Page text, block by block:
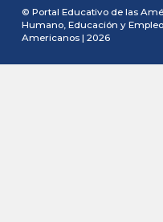
© Portal Educativo de las
Humano, Educación y
Americanos | 2026